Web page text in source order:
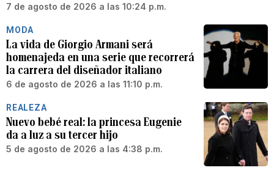
7 de agosto de 2026 a las 10:24 p.m.
MODA
La vida de Giorgio Armani será
homenajeda en una serie que recorrerá
la carrera del diseñador italiano
6 de agosto de 2026 a las 11:10 p.m.
REALEZA
Nuevo bebé real: la princesa Eugenie
da a luz a su tercer hijo
5 de agosto de 2026 a las 4:38 p.m.